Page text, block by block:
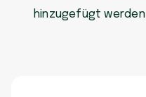
hinzugefügt werden